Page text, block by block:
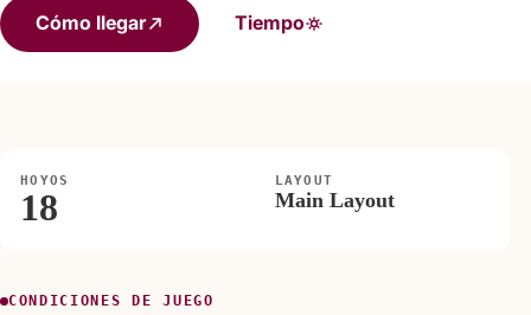
Cómo llegar Tiempo
HOYOS
18
LAYOUT
Main Layout
CONDICIONES DE JUEGO